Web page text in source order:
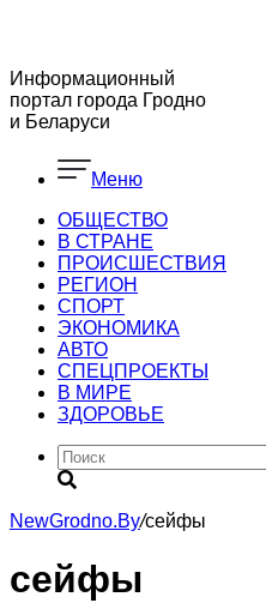
Информационный
портал города Гродно
и Беларуси
Меню
ОБЩЕСТВО
В СТРАНЕ
ПРОИСШЕСТВИЯ
РЕГИОН
CПОРТ
ЭКОНОМИКА
АВТО
СПЕЦПРОЕКТЫ
В МИРЕ
ЗДОРОВЬЕ
NewGrodno.By/сейфы
сейфы